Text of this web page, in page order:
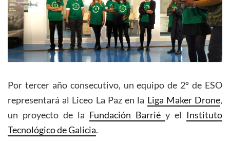
Por tercer año consecutivo, un equipo de 2º de ESO
representará al Liceo La Paz en la Liga Maker Drone,
un proyecto de la Fundación Barrié y el Instituto
Tecnológico de Galicia.